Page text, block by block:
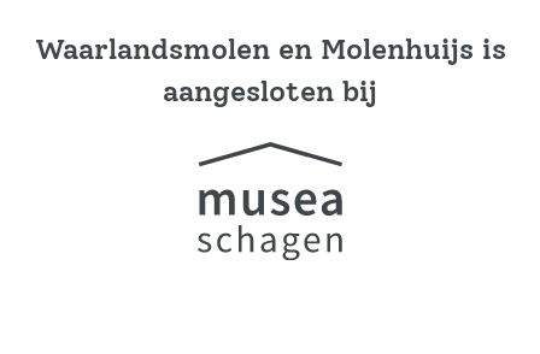
Waarlandsmolen en Molenhuijs is
aangesloten bij